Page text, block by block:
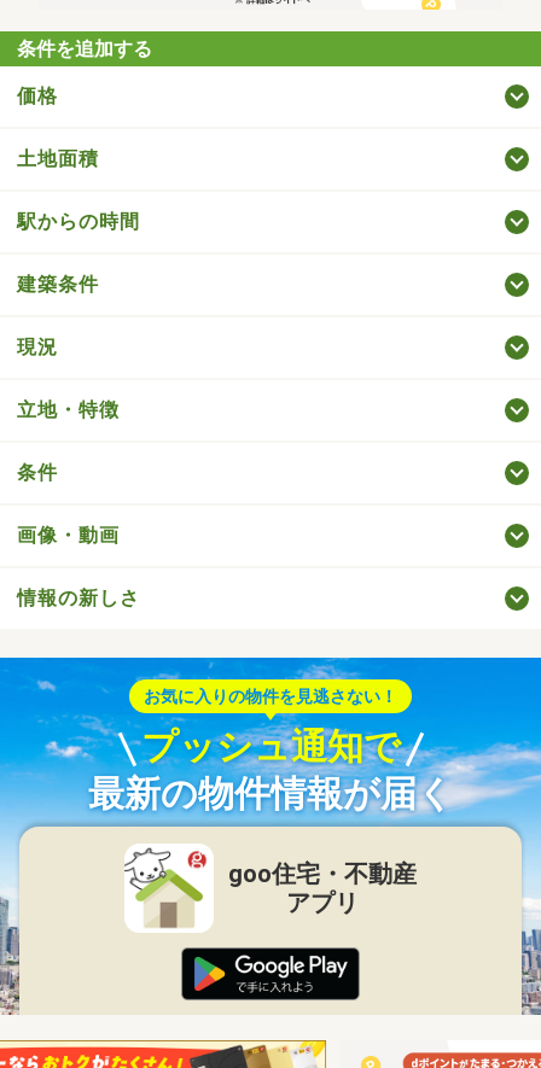
条件を追加する
価格
土地面積
駅からの時間
建築条件
現況
立地・特徴
条件
画像・動画
情報の新しさ
お気に入りの物件を見逃さない！
プッシュ通知で
最新の物件情報が届く
goo住宅・不動産
アプリ